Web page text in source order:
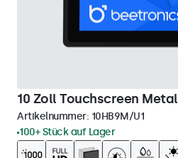
10 Zoll Touchscreen
Artikelnummer: 10HB9M/U1
100+ Stück auf Lager